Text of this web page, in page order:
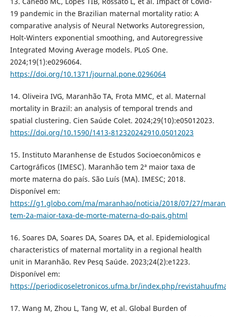
19 pandemic in the Brazilian maternal mortality ratio: A
comparative analysis of Neural Networks Autoregression,
Holt-Winters exponential smoothing, and Autoregressive
Integrated Moving Average models. PLoS One.
2024;19(1):e0296064.
https://doi.org/10.1371/journal.pone.0296064
14. Oliveira IVG, Maranhão TA, Frota MMC, et al. Maternal
mortality in Brazil: an analysis of temporal trends and
spatial clustering. Cien Saúde Colet. 2024;29(10):e05012023.
https://doi.org/10.1590/1413-812320242910.05012023
15. Instituto Maranhense de Estudos Socioeconômicos e
Cartográficos (IMESC). Maranhão tem 2ª maior taxa de
morte materna do país. São Luís (MA). IMESC; 2018.
Disponível em:
https://g1.globo.com/ma/maranhao/noticia/2018/07/27/
tem-2a-maior-taxa-de-morte-materna-do-pais.ghtml
16. Soares DA, Soares DA, Soares DA, et al. Epidemiological
characteristics of maternal mortality in a regional health
unit in Maranhão. Rev Pesq Saúde. 2023;24(2):e1223.
Disponível em:
https://periodicoseletronicos.ufma.br/index.php/
17. Wang M, Zhou L, Tang W, et al. Global Burden of